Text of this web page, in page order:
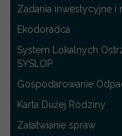
Zadania inwestycyjne i
Ekodoradca
System Lokalnych
SYSLOP
Gospodarowanie
Karta Dużej Rodziny
Załatwianie spraw